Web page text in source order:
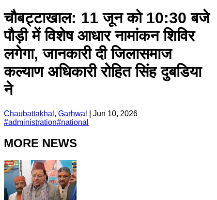
चौबट्टाखाल: 11 जून को 10:30 बजे
पौड़ी में विशेष आधार नामांकन शिविर
लगेगा, जानकारी दी जिलासमाज
कल्याण अधिकारी रोहित सिंह दुबडिया
ने
Chaubattakhal, Garhwal
Jun 10, 2026
#administration#national
MORE NEWS